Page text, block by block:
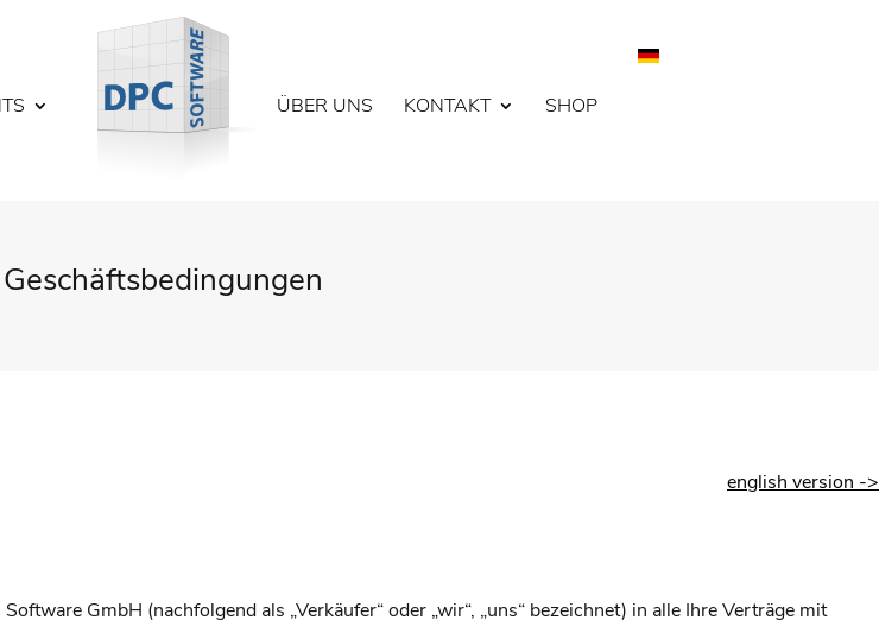
ÜBER UNS KONTAKT SHOP
english version ->
GmbH (nachfolgend als „Verkäufer“ oder „wir“, „uns“ bezeichnet) in alle Ihre Verträge mit